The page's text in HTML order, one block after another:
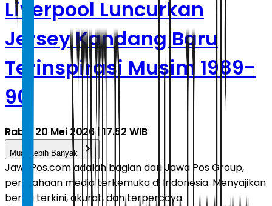
Liverpool Luncurkan
Jersey Kandang Baru
Terinspirasi Musim 1989-
90
Rabu, 20 Mei 2026 | 17.52 WIB
Muat Lebih Banyak
JawaPos.com adalah bagian dari Jawa Pos Group,
perusahaan media terkemuka di Indonesia. Menyajikan
berita terkini, akurat, dan terpercaya.